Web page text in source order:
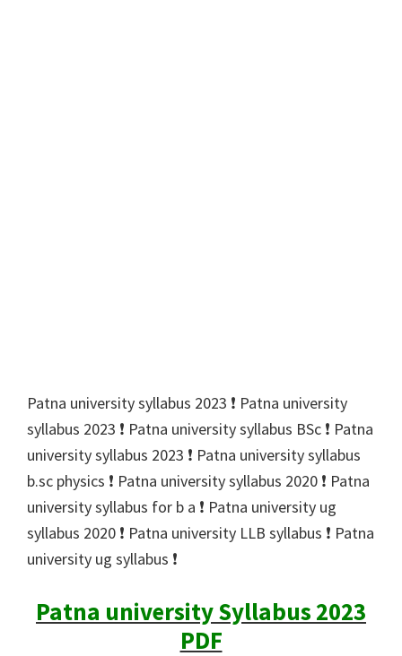
Patna university syllabus 2023 ❗️ Patna university
syllabus 2023 ❗️ Patna university syllabus BSc ❗️ Patna
university syllabus 2023 ❗️ Patna university syllabus
b.sc physics ❗️ Patna university syllabus 2020 ❗️ Patna
university syllabus for b a ❗️ Patna university ug
syllabus 2020 ❗️ Patna university LLB syllabus ❗️ Patna
university ug syllabus ❗️
Patna university Syllabus 2023
PDF